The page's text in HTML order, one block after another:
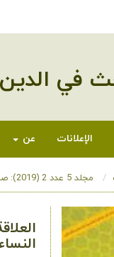
في
الإعلانات عن
مجلد 5 عدد 2 (2019): صیف